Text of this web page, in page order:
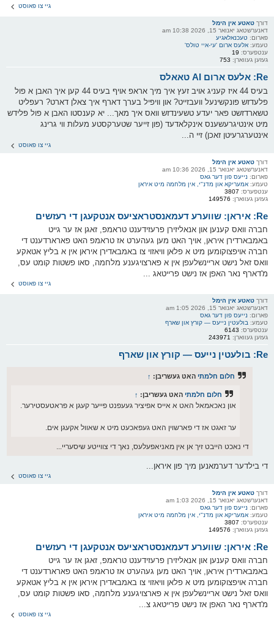
גיי צו פאוסט
דורך טאטע אין הימל
דאנערשטאג יאנואר 15, 2026 10:38 am
פארום: טעכנאלאגיע
טעמע: אלעס ארום 'עי-איי טולס'
ענטפערס: 19
געזען געווארן: 753
Re: אלעס ארום AI טאאלס
בעיס 44 איז קעניג אויב זעץ איך מיך אראפ אויף בעיס 44 קען איך האבן א פול
פלעדזש פונקשינעל וועבזייט? און וויפיל בערך דארף איך צאלן דארט? רעפליט
טשארדזשט פאר יעדע טשעינדזש וואס איך מאך... יא קענסטו האבן א פול פלידש
מיט אינטיגרעשענס אינקלאדעד (פון זייער שטערקסטע מעלות ווי גרינג
אינטערגרעיטן זאכן) זיי ה...
גיי צו פאוסט
דורך טאטע אין הימל
דאנערשטאג יאנואר 15, 2026 10:36 am
פארום: נייעס פון דער גאס
טעמע: אמעריקא און מדנ"י, אין מלחמה מיט איראן
ענטפערס: 3807
געזען געווארן: 149576
Re: איראן: שווערע דעמאנסטראציעס אנטקעגן די רעזשים
חברה וואס קענען און אנאליזירן פרעזידענט טראמפ, זאגן אז ער גייט
באמבארדירן איראן, אויך האט מען געהערט אז טראמפ האט פארארדענט די
חברה אויפצוקומען מיט א פלאן וויאזוי צו באמבאדירן איראן אין א בליץ אטאקע
וואס זאל נישט אריינשלעפן אין א פארצויגענע מלחמה, סאו פשטות קומט עס,
מ'דארף נאר האפן אז נישט פרייטאג ...
גיי צו פאוסט
דורך טאטע אין הימל
דאנערשטאג יאנואר 15, 2026 1:05 am
פארום: נייעס פון דער גאס
טעמע: בולעטין נייעס — קורץ און שארף
ענטפערס: 6143
געזען געווארן: 243971
Re: בולעטין נייעס — קורץ און שארף
חלום חלמתי האט געשריבן: ↑
חלום חלמתי האט געשריבן: ↑
און נאכאמאל האט א אייס אפיציר געעפנט פייער קעגן א פראטעסטירער.
ער זאגט אז די פארשוין האט געפאכעט מיט א שאוול אקעגן אים.
די נאכט הייבט זיך אן אין מאניאפעלעס, נאך די צווייטע שיסעריי...
די בילדער דערמאנען מיך פון איראן...
גיי צו פאוסט
דורך טאטע אין הימל
דאנערשטאג יאנואר 15, 2026 1:03 am
פארום: נייעס פון דער גאס
טעמע: אמעריקא און מדנ"י, אין מלחמה מיט איראן
ענטפערס: 3807
געזען געווארן: 149576
Re: איראן: שווערע דעמאנסטראציעס אנטקעגן די רעזשים
חברה וואס קענען און אנאליזירן פרעזידענט טראמפ, זאגן אז ער גייט
באמבארדירן איראן, אויך האט מען געהערט אז טראמפ האט פארארדענט די
חברה אויפצוקומען מיט א פלאן וויאזוי צו באמבאדירן איראן אין א בליץ אטאקע
וואס זאל נישט אריינשלעפן אין א פארצויגענע מלחמה, סאו פשטות קומט עס,
מ'דארף נאר האפן אז נישט פרייטאג צ...
גיי צו פאוסט